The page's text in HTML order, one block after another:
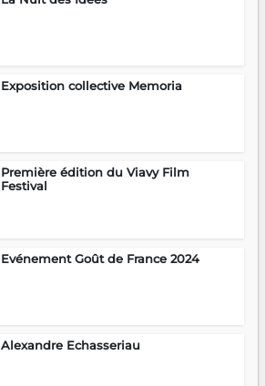
Exposition collective Memoria
Première édition du Viavy Film
Festival
Evénement Goût de France 2024
Alexandre Echasseriau